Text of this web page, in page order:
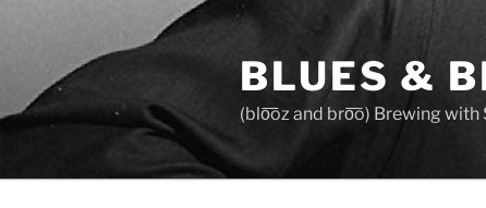
contenido
BLUES &
(blo͞oz and bro͞o) Brewing with